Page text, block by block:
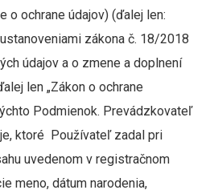
o ochrane údajov) (ďalej len:
ustanoveniami zákona č. 18/2018
údajov a o zmene a doplnení
len „Zákon o ochrane
Podmienok. Prevádzkovateľ
ktoré Používateľ zadal pri
uvedenom v registračnom
meno, dátum narodenia,